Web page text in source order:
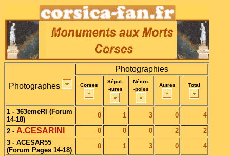
Photographes
Photographies
Corses
Sépul-
-tures
Nécro-
-poles
Autres Total
1 - 363emeRI (Forum
14-18)
0 1 3 0 4
2 - A.CESARINI 0 0 0 2
2
3 - ACESAR55
(Forum Pages 14-18)
0 1 3 0 4